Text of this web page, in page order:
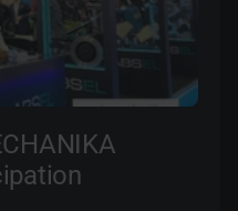
comprendre comment vous l'utilisez.
votre expérience avec notre site.
des campagnes marketing destinées